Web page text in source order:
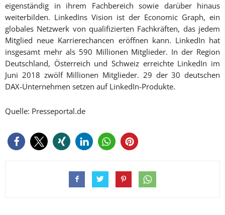
eigenständig in ihrem Fachbereich sowie darüber hinaus
weiterbilden. LinkedIns Vision ist der Economic Graph, ein
globales Netzwerk von qualifizierten Fachkräften, das jedem
Mitglied neue Karrierechancen eröffnen kann. LinkedIn hat
insgesamt mehr als 590 Millionen Mitglieder. In der Region
Deutschland, Österreich und Schweiz erreichte LinkedIn im
Juni 2018 zwölf Millionen Mitglieder. 29 der 30 deutschen
DAX-Unternehmen setzen auf LinkedIn-Produkte.
Quelle: Presseportal.de